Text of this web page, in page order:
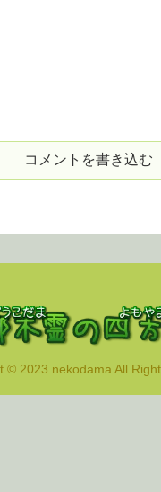
コメントを書き込む
© 2023 nekodama All